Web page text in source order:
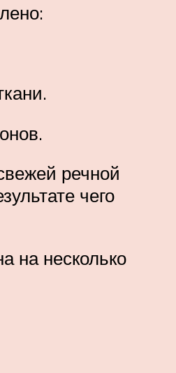
речной
чего
на несколько